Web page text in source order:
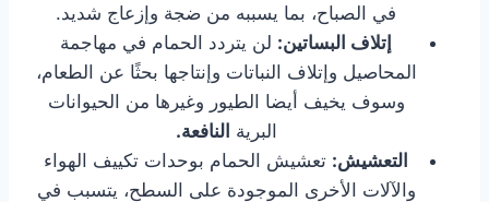
في الصباح، بما يسببه من ضجة وإزعاج شديد.
إتلاف البساتين: لن يتردد الحمام في مهاجمة
المحاصيل وإتلاف النباتات وإنتاجها بحثًا عن الطعام،
وسوف يخيف أيضا الطيور وغيرها من الحيوانات
البرية النافعة.
التعشيش: تعشيش الحمام بوحدات تكييف الهواء
والآلات الأخرى الموجودة على السطح، يتسبب في